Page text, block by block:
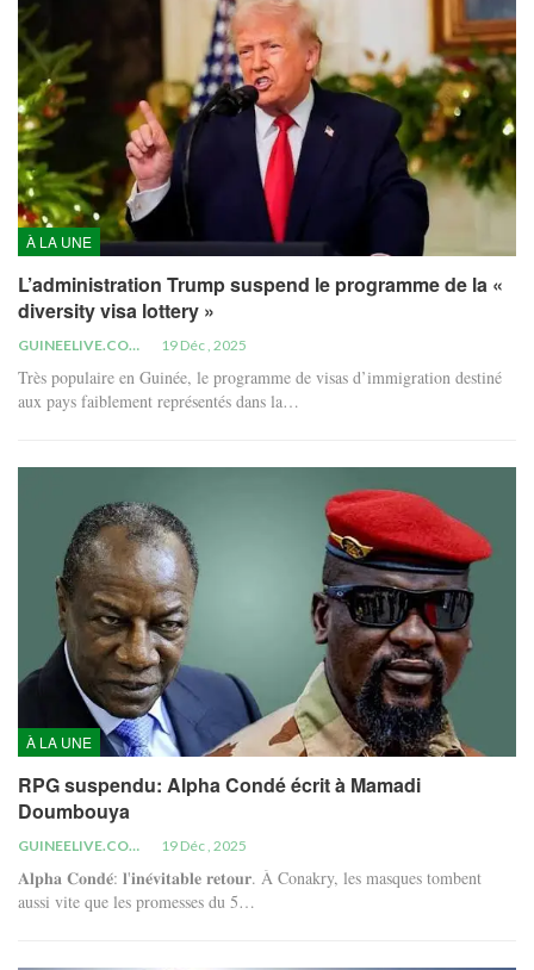
À LA UNE
L’administration Trump suspend le programme de la «
diversity visa lottery »
GUINEELIVE.COM 19 Déc , 2025
Très populaire en Guinée, le programme de visas d’immigration destiné
aux pays faiblement représentés dans la…
À LA UNE
RPG suspendu: Alpha Condé écrit à Mamadi
Doumbouya
GUINEELIVE.COM 19 Déc , 2025
𝐀𝐥𝐩𝐡𝐚 𝐂𝐨𝐧𝐝𝐞́: 𝐥'𝐢𝐧𝐞́𝐯𝐢𝐭𝐚𝐛𝐥𝐞 𝐫𝐞𝐭𝐨𝐮𝐫. À Conakry, les masques tombent
aussi vite que les promesses du 5…